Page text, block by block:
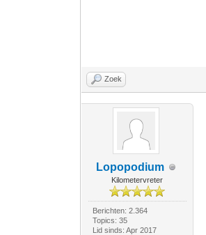
Zoek
Lopopodium
Kilometervreter
Berichten: 2.364
Topics: 35
Lid sinds: Apr 2017